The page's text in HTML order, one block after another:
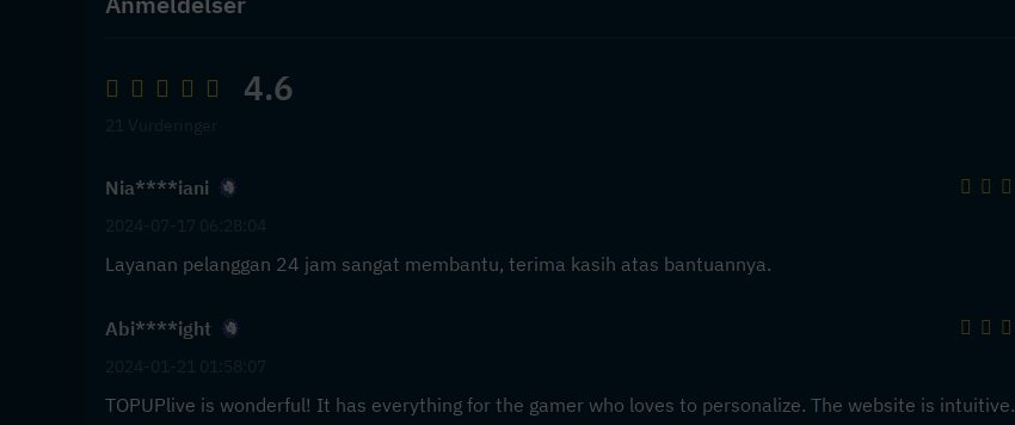
4.6
Nia****iani
Layanan pelanggan 24 jam sangat membantu, terima kasih atas bantuannya.
Abi****ight
TOPUPlive is wonderful! It has everything for the gamer who loves to personalize. The website is intuitive.